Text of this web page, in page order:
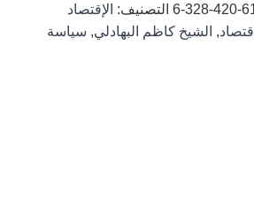
الدولة
الإسلامية
التصنيف: الإقتصاد
اقتصاد, الشيخ كاظم البهادلي, سياسة